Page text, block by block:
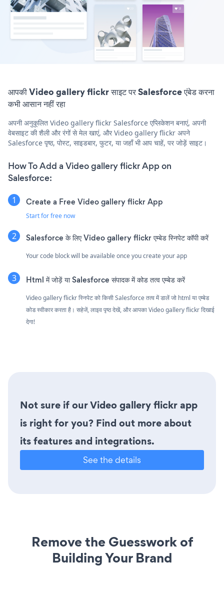
आपकी Video gallery flickr साइट पर Salesforce एंबेड करना
कभी आसान नहीं रहा
अपनी अनुकूलित Video gallery flickr Salesforce एप्लिकेशन बनाएं, अपनी
वेबसाइट की शैली और रंगों से मेल खाएं, और Video gallery flickr अपने
Salesforce पृष्ठ, पोस्ट, साइडबार, फुटर, या जहाँ भी आप चाहें, पर जोड़ें साइट।
How To Add a Video gallery flickr App on
Salesforce:
Create a Free Video gallery flickr App
Start for free now
Salesforce के लिए Video gallery flickr एम्बेड स्निपेट कॉपी करें
Your code block will be available once you create your app
Html में जोड़ें या Salesforce संपादक में कोड तत्व एम्बेड करें
Video gallery flickr स्निपेट को किसी Salesforce तत्व में डालें जो html या एम्बेड
कोड स्वीकार करता है। सहेजें, लाइव पृष्ठ देखें, और आपका Video gallery flickr दिखाई
देगा!
Not sure if our Video gallery flickr app
is right for you? Find out more about
its features and integrations.
See the details
Remove the Guesswork of
Building Your Brand